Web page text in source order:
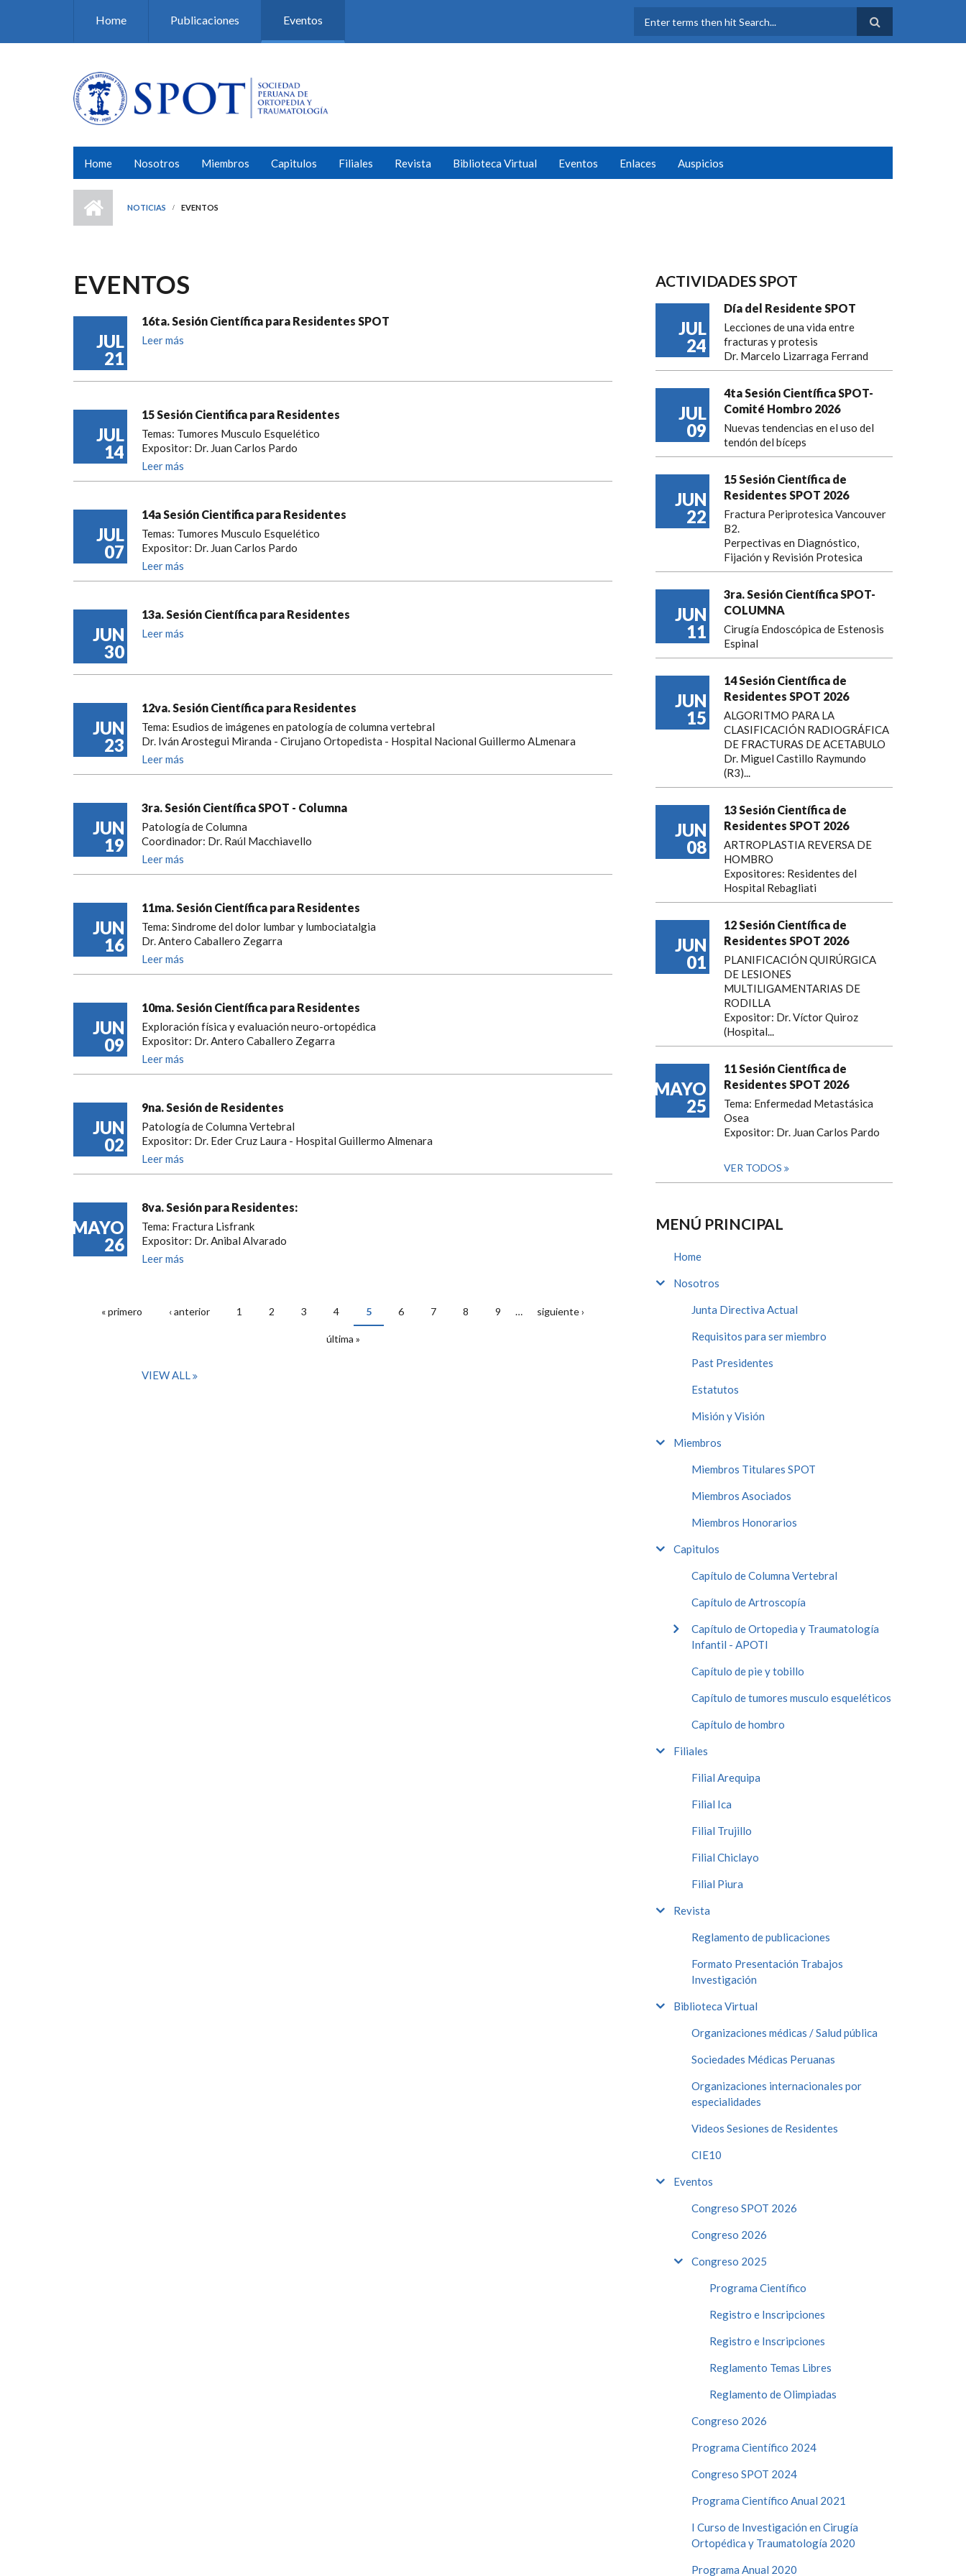
Home Publicaciones Eventos
FORMULARIO DE
Home Nosotros Miembros Capitulos Filiales Revista Biblioteca Virtual Eventos Enlaces Auspicios
NOTICIAS EVENTOS
EVENTOS
JUL
21
16ta. Sesión Científica para Residentes SPOT
Leer más
JUL
14
15 Sesión Cientifica para Residentes
Temas: Tumores Musculo Esquelético
Expositor: Dr. Juan Carlos Pardo
Leer más
JUL
07
14a Sesión Cientifica para Residentes
Temas: Tumores Musculo Esquelético
Expositor: Dr. Juan Carlos Pardo
Leer más
JUN
30
13a. Sesión Científica para Residentes
Leer más
JUN
23
12va. Sesión Científica para Residentes
Tema: Esudios de imágenes en patología de columna vertebral
Dr. Iván Arostegui Miranda - Cirujano Ortopedista - Hospital Nacional Guillermo ALmenara
Leer más
JUN
19
3ra. Sesión Científica SPOT - Columna
Patología de Columna
Coordinador: Dr. Raúl Macchiavello
Leer más
JUN
16
11ma. Sesión Científica para Residentes
Tema: Sindrome del dolor lumbar y lumbociatalgia
Dr. Antero Caballero Zegarra
Leer más
JUN
09
10ma. Sesión Científica para Residentes
Exploración física y evaluación neuro-ortopédica
Expositor: Dr. Antero Caballero Zegarra
Leer más
JUN
02
9na. Sesión de Residentes
Patología de Columna Vertebral
Expositor: Dr. Eder Cruz Laura - Hospital Guillermo Almenara
Leer más
MAYO
26
8va. Sesión para Residentes:
Tema: Fractura Lisfrank
Expositor: Dr. Anibal Alvarado
Leer más
PÁGINAS
« primero ‹ anterior 1 2 3 4 5 6 7 8 9 … siguiente ›
última »
VIEW ALL
ACTIVIDADES SPOT
JUL
24
Día del Residente SPOT
Lecciones de una vida entre
fracturas y protesis
Dr. Marcelo Lizarraga Ferrand
JUL
09
4ta Sesión Científica SPOT-
Comité Hombro 2026
Nuevas tendencias en el uso del
tendón del bíceps
JUN
22
15 Sesión Científica de
Residentes SPOT 2026
Fractura Periprotesica Vancouver
B2.
Perpectivas en Diagnóstico,
Fijación y Revisión Protesica
JUN
11
3ra. Sesión Científica SPOT-
COLUMNA
Cirugía Endoscópica de Estenosis
Espinal
JUN
15
14 Sesión Científica de
Residentes SPOT 2026
ALGORITMO PARA LA
CLASIFICACIÓN RADIOGRÁFICA
DE FRACTURAS DE ACETABULO
Dr. Miguel Castillo Raymundo
(R3)...
JUN
08
13 Sesión Científica de
Residentes SPOT 2026
ARTROPLASTIA REVERSA DE
HOMBRO
Expositores: Residentes del
Hospital Rebagliati
JUN
01
12 Sesión Científica de
Residentes SPOT 2026
PLANIFICACIÓN QUIRÚRGICA
DE LESIONES
MULTILIGAMENTARIAS DE
RODILLA
Expositor: Dr. Víctor Quiroz
(Hospital...
MAYO
25
11 Sesión Científica de
Residentes SPOT 2026
Tema: Enfermedad Metastásica
Osea
Expositor: Dr. Juan Carlos Pardo
VER TODOS
MENÚ PRINCIPAL
Home
Nosotros
Junta Directiva Actual
Requisitos para ser miembro
Past Presidentes
Estatutos
Misión y Visión
Miembros
Miembros Titulares SPOT
Miembros Asociados
Miembros Honorarios
Capitulos
Capítulo de Columna Vertebral
Capítulo de Artroscopía
Capítulo de Ortopedia y Traumatología
Infantil - APOTI
Capítulo de pie y tobillo
Capítulo de tumores musculo esqueléticos
Capítulo de hombro
Filiales
Filial Arequipa
Filial Ica
Filial Trujillo
Filial Chiclayo
Filial Piura
Revista
Reglamento de publicaciones
Formato Presentación Trabajos
Investigación
Biblioteca Virtual
Organizaciones médicas / Salud pública
Sociedades Médicas Peruanas
Organizaciones internacionales por
especialidades
Videos Sesiones de Residentes
CIE10
Eventos
Congreso SPOT 2026
Congreso 2026
Congreso 2025
Programa Científico
Registro e Inscripciones
Registro e Inscripciones
Reglamento Temas Libres
Reglamento de Olimpiadas
Congreso 2026
Programa Científico 2024
Congreso SPOT 2024
Programa Científico Anual 2021
I Curso de Investigación en Cirugía
Ortopédica y Traumatología 2020
Programa Anual 2020